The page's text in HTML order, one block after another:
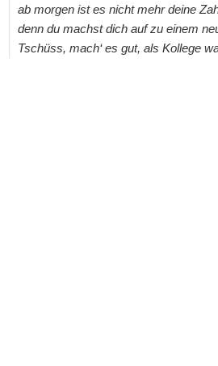
ab morgen ist es nicht mehr deine
denn du machst dich auf zu einem
Tschüss, mach‘ es gut, als Kollege